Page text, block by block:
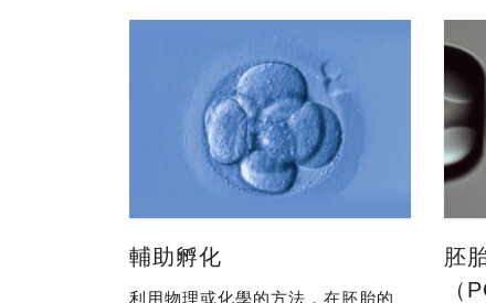
輔助孵化
利用物理或化學的方法，在胚胎的
胚
（